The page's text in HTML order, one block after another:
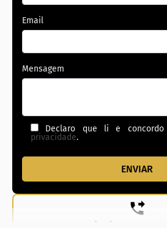
Email
Mensagem
Declaro que li e
privacidade.